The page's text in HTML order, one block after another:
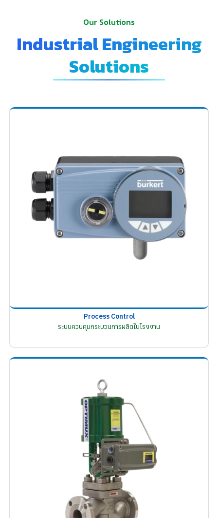
Our Solutions
Industrial Engineering
Solutions
Process Control
ระบบควบคุมกระบวนการผลิตในโรงงาน